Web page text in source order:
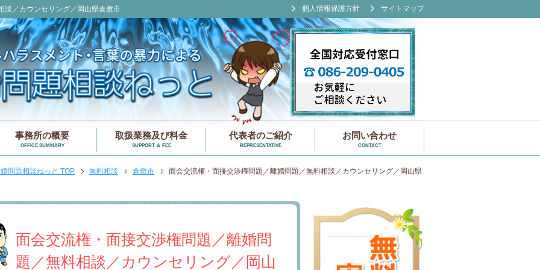
談／カウンセリング／岡山県倉敷市
事務所の概要
OFFICE SUMMARY
取扱業務及び料金
SUPPORT ＆ FEE
代表者のご紹介
REPRESENTATIVE
お問い合わせ
CONTACT
問題相談ねっと TOP 無料相談 倉敷市 面会交流権・面接交渉権問題／離婚問題／無料相談／カウンセリング／岡山県
面会交流権・面接交渉権問題／離婚問
題／無料相談／カウンセリング／岡山
個人情報保護方針 サイトマップ